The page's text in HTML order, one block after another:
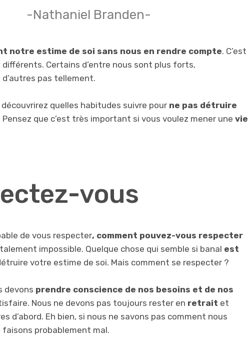
-Nathaniel Branden-
notre estime de soi sans nous en rendre compte. C’est
Certains d’entre nous sont plus forts,
pas tellement.
quelles habitudes suivre pour ne pas détruire
Pensez que c’est très important si vous voulez mener une vie
vous
de vous respecter, comment pouvez-vous respecter
impossible. Quelque chose qui semble si banal est
votre estime de soi. Mais comment se respecter ?
devons prendre conscience de nos besoins et de nos
Nous ne devons pas toujours rester en retrait et
d’abord. Eh bien, si nous ne savons pas comment nous
probablement mal.